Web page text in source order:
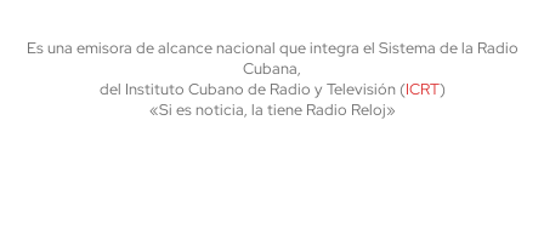
Es una emisora de alcance nacional que integra el Sistema de la Radio
Cubana,
del Instituto Cubano de Radio y Televisión (ICRT)
«Si es noticia, la tiene Radio Reloj»